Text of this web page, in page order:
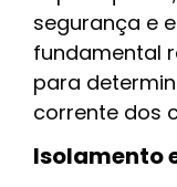
segurança e
fundamental
para
corrente dos
Isolamento